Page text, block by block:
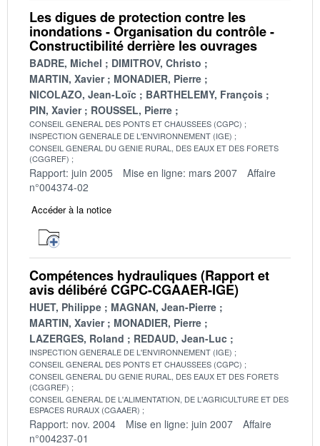
Les digues de protection contre les
inondations - Organisation du contrôle -
Constructibilité derrière les ouvrages
BADRE, Michel
DIMITROV, Christo
MARTIN, Xavier
MONADIER, Pierre
NICOLAZO, Jean-Loïc
BARTHELEMY, François
PIN, Xavier
ROUSSEL, Pierre
CONSEIL GENERAL DES PONTS ET CHAUSSEES (CGPC)
INSPECTION GENERALE DE L'ENVIRONNEMENT (IGE)
CONSEIL GENERAL DU GENIE RURAL, DES EAUX ET DES FORETS
(CGGREF)
Rapport: juin 2005 Mise en ligne: mars 2007
Affaire
n°004374-02
Accéder à la notice
Compétences hydrauliques (Rapport et
avis délibéré CGPC-CGAAER-IGE)
HUET, Philippe
MAGNAN, Jean-Pierre
MARTIN, Xavier
MONADIER, Pierre
LAZERGES, Roland
REDAUD, Jean-Luc
INSPECTION GENERALE DE L'ENVIRONNEMENT (IGE)
CONSEIL GENERAL DES PONTS ET CHAUSSEES (CGPC)
CONSEIL GENERAL DU GENIE RURAL, DES EAUX ET DES FORETS
(CGGREF)
CONSEIL GENERAL DE L'ALIMENTATION, DE L'AGRICULTURE ET DES
ESPACES RURAUX (CGAAER)
Rapport: nov. 2004 Mise en ligne: juin 2007
Affaire
n°004237-01